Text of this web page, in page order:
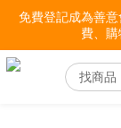
免費登記成為善
費、購